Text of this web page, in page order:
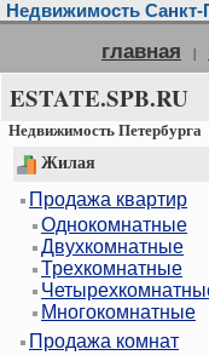
Недвижимость Санкт-
главная |
ESTATE.SPB.RU
Недвижимость Петербурга
Жилая
Продажа квартир
Однокомнатные
Двухкомнатные
Трехкомнатные
Многокомнатные
Продажа комнат